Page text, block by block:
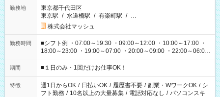
勤務地
東京都千代田区
東京駅 / 水道橋駅 / 有楽町駅 / …
株式会社マッシュ
勤務時間
■シフト例 ・07:00～19:30 ・09:00～12:00 ・10:00～17:00 ・
18:00～23:00 ・19:00～07:00 ・20:00～09:00 ・22:00～06:00
etc ★最短で3時間で5,120円のお仕事から 15時間で2万円近く稼
げるお仕事も！ ご希望のお時間に合わせてご紹介！ ※シフトは
ください！
期間 ■１日のみ・1回だけお仕事OK！
特徴 週1日からOK / 日払いOK / 履歴書不要 / 副業・WワークOK / シ
フト勤務 / 10名以上の大量募集 / 電話対応なし / パソコンスキ